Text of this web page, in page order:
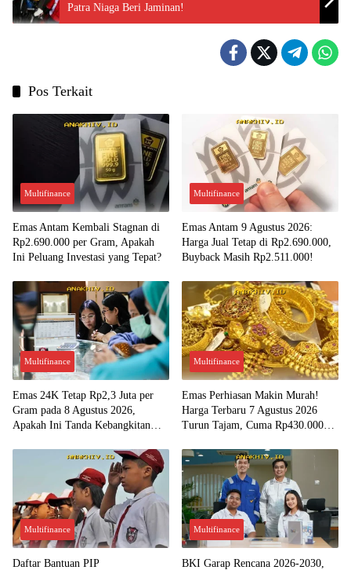
Patra Niaga Beri Jaminan!
Pos Terkait
Multifinance
Emas Antam Kembali Stagnan di
Rp2.690.000 per Gram, Apakah
Ini Peluang Investasi yang Tepat?
Multifinance
Emas Antam 9 Agustus 2026:
Harga Jual Tetap di Rp2.690.000,
Buyback Masih Rp2.511.000!
Multifinance
Emas 24K Tetap Rp2,3 Juta per
Gram pada 8 Agustus 2026,
Apakah Ini Tanda Kebangkitan
Multifinance
Emas Perhiasan Makin Murah!
Harga Terbaru 7 Agustus 2026
Turun Tajam, Cuma Rp430.000
Multifinance
Daftar Bantuan PIP
Multifinance
BKI Garap Rencana 2026-2030,